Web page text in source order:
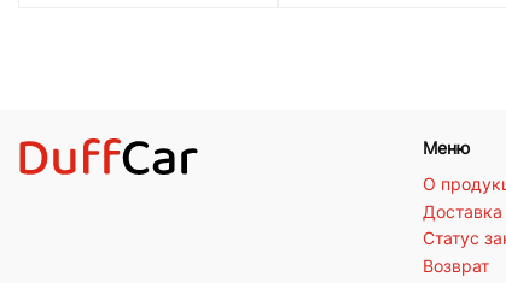
Меню
О
Доставка
Статус
Возврат